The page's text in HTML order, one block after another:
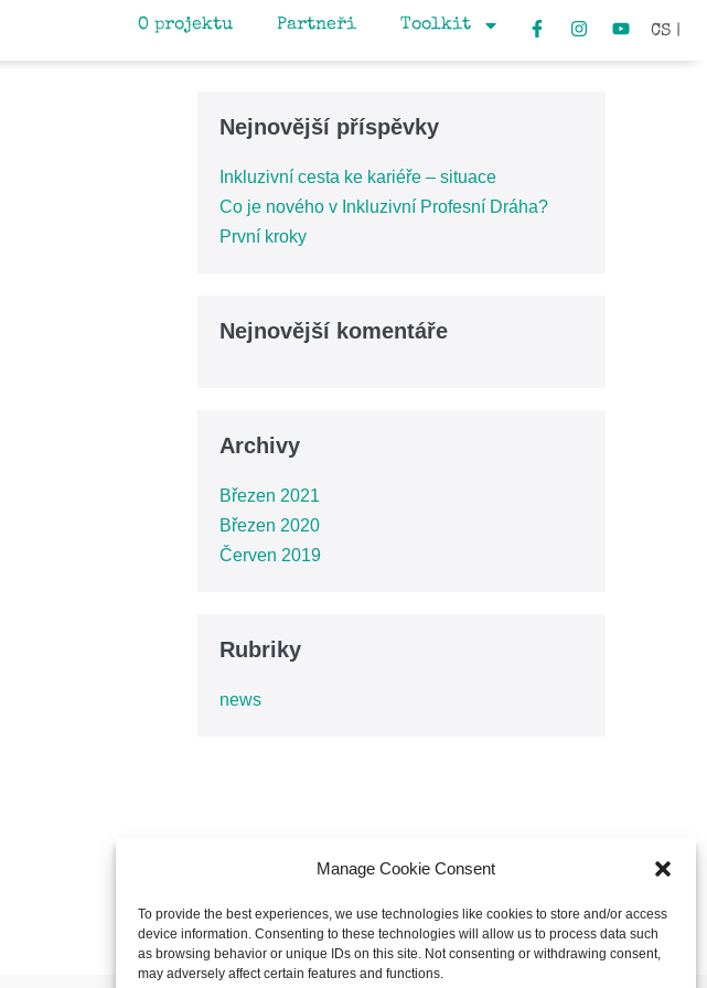
Manage Cookie Consent
To provide the best experiences, we use technologies like cookies to store and/or access
device information. Consenting to these technologies will allow us to process data such
as browsing behavior or unique IDs on this site. Not consenting or withdrawing consent,
may adversely affect certain features and functions.
O projektu Partneři Toolkit CS |
Nejnovější příspěvky
Inkluzivní cesta ke kariéře – situace
Co je nového v Inkluzivní Profesní Dráha?
První kroky
Nejnovější komentáře
Archivy
Březen 2021
Březen 2020
Červen 2019
Rubriky
news
KONTAKT ZÁKONNÉ OZNÁMENÍ OCHRANA DAT